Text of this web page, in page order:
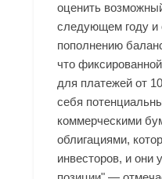
оценить
следующем году и
пополнению
что
для платежей от
себя
коммерческими
облигациями,
инвесторов, и они